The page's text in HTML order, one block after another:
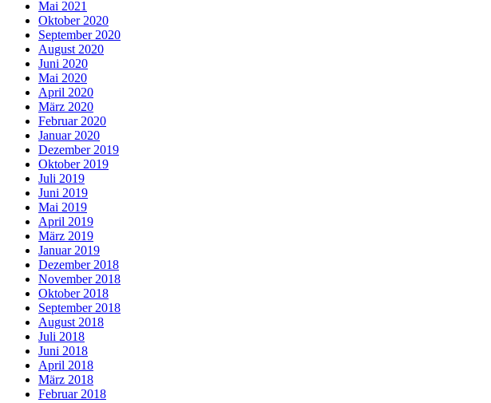
Mai 2021
Oktober 2020
September 2020
August 2020
Juni 2020
Mai 2020
April 2020
März 2020
Februar 2020
Januar 2020
Dezember 2019
Oktober 2019
Juli 2019
Juni 2019
Mai 2019
April 2019
März 2019
Januar 2019
Dezember 2018
November 2018
Oktober 2018
September 2018
August 2018
Juli 2018
Juni 2018
April 2018
März 2018
Februar 2018